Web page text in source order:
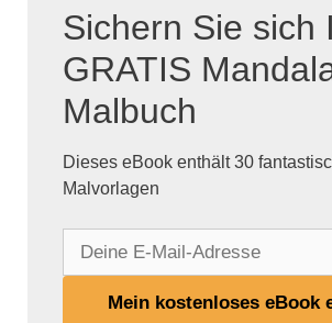
Sichern Sie sich
GRATIS
Malbuch
Dieses eBook enthält 30
Malvorlagen
Mein kostenloses eBook